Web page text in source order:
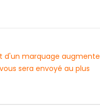
d'un marquage augmente
sera envoyé au plus